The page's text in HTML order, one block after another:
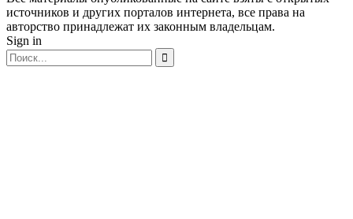
источников и других порталов интернета, все права на
авторство принадлежат их законным владельцам.
Sign in